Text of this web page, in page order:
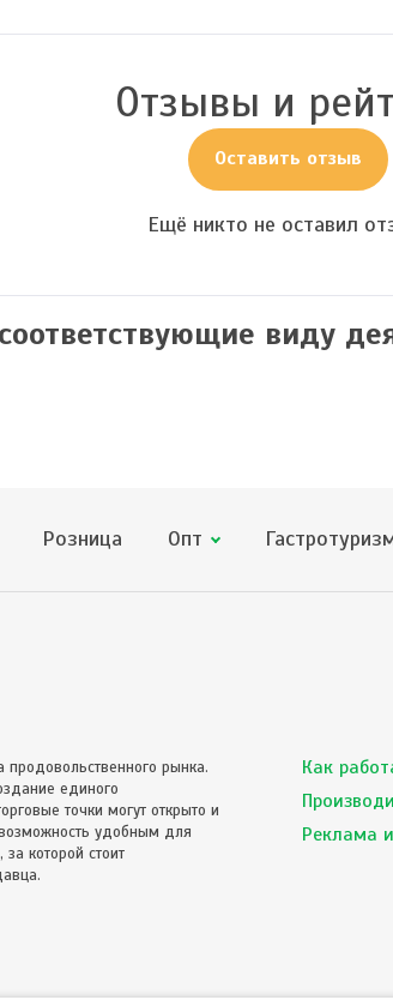
Отзывы и
Оставить отзыв
Ещё никто не оставил
виду
Розница Опт
рынка.
единого
точки могут открыто и
удобным для
которой стоит
Как
Реклама